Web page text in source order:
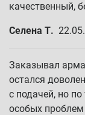
качественный,
Селена Т.
Заказывал
остался
с подачей, но
особых проблем